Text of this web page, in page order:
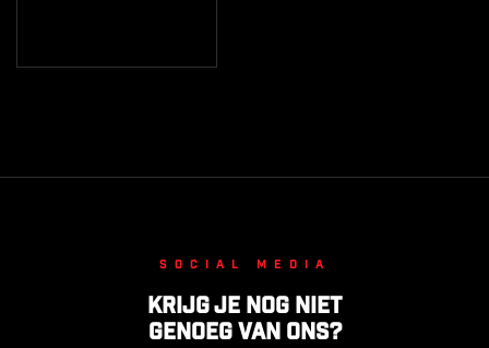
Social media
Krijg je nog niet
genoeg van ons?